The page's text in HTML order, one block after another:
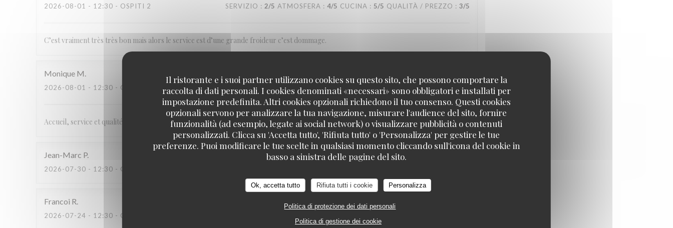
Il ristorante e i suoi partner utilizzano cookies su questo sito, che possono comportare la
raccolta di dati personali. I cookies denominati «necessari» sono obbligatori e installati per
impostazione predefinita. Altri cookies opzionali richiedono il tuo consenso. Questi cookies
opzionali servono per analizzare la tua navigazione, misurare l'audience del sito, fornire
funzionalità (ad esempio, legate ai social network) o visualizzare pubblicità o contenuti
personalizzati. Clicca su 'Accetta tutto', 'Rifiuta tutto' o 'Personalizza' per gestire le tue
preferenze. Puoi modificare le tue scelte in qualsiasi momento cliccando sull'icona del cookie in
basso a sinistra delle pagine del sito.
Ok, accetta tutto Rifiuta tutti i cookie Personalizza
Politica di protezione dei dati personali
Politica di gestione dei cookie
2026-08-01 - 12:30 - OSPITI 2 SERVIZIO : 2/5 ATMOSFERA : 4/5 CUCINA : 5/5 QUALITÀ / PREZZO : 3/5
C’est vraiment très très bon mais alors le service est d’une grande froideur c’est dommage.
Monique M
2026-08-01 - 12:30 - OSPITI 2 SERVIZIO : ATMOSFERA CUCINA /5 QUALITÀ / PREZZO 5
Accueil, service et qualité des pizzas unanimement reconnue même par une famille italienne
Jean-Marc P
2026-07-30 - 12:30 - OSPITI 2
Francoi R
2026-07-24 - 12:30 - OSPITI 2